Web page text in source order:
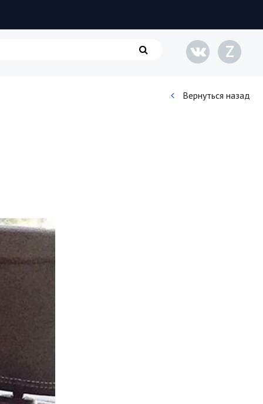
Строительство
Культура и общество
Природа
Z
Вернуться назад